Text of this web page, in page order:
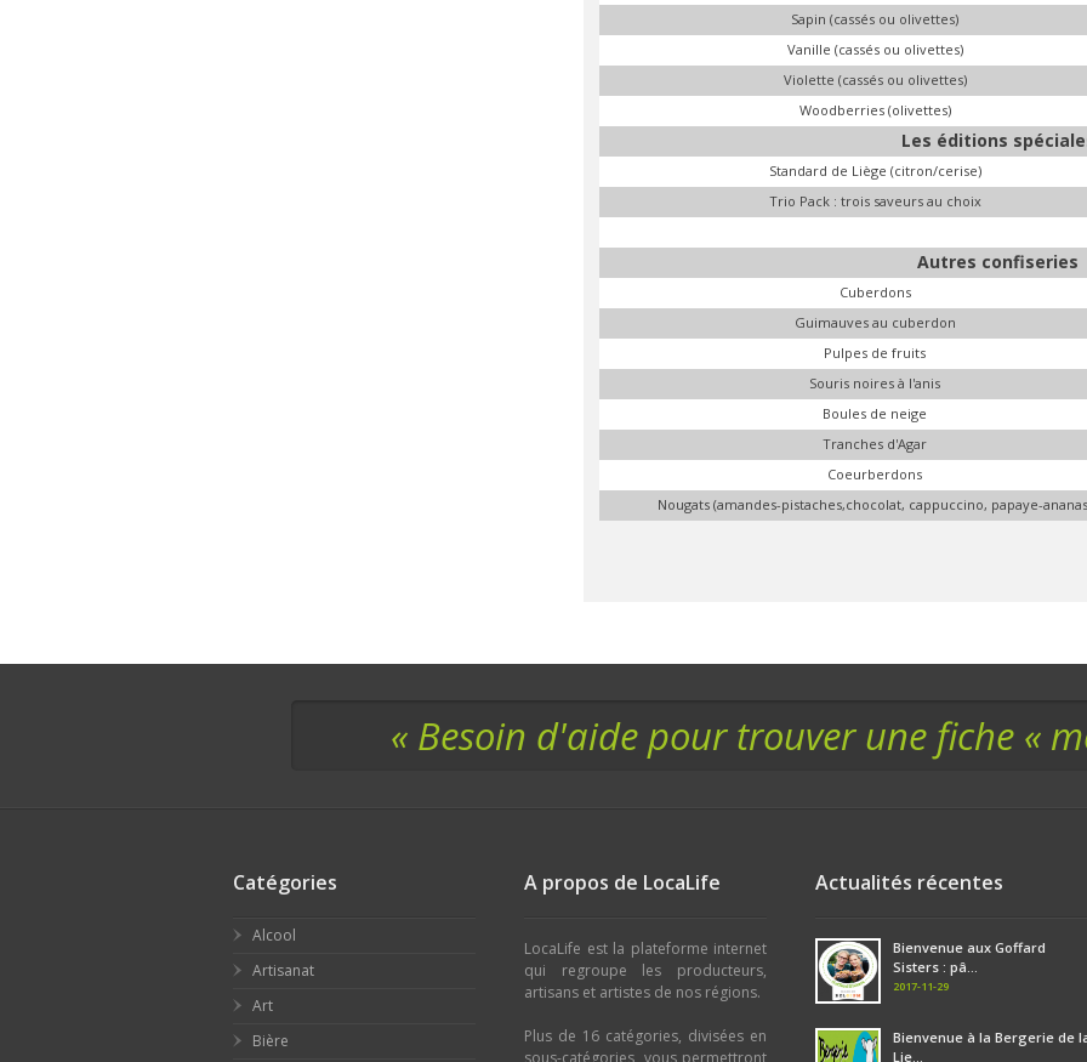
Sapin (cassés ou olivettes)
Vanille (cassés ou olivettes)
Violette (cassés ou olivettes)
Woodberries (olivettes)
Les éditions
Standard de Liège (citron/cerise)
Trio Pack : trois saveurs au choix
Autres confiseries
Cuberdons
Guimauves au cuberdon
Pulpes de fruits
Souris noires à l'anis
Boules de neige
Tranches d'Agar
Coeurberdons
Nougats (amandes-pistaches,chocolat, cappuccino, papaye-
« Besoin d'aide pour trouver une fiche «
Catégories
Alcool
Artisanat
Art
Bière
A propos de LocaLife
LocaLife est la plateforme internet
qui regroupe les producteurs,
artisans et artistes de nos régions.
Plus de 16 catégories, divisées en
Actualités récentes
Bienvenue aux Goffard
Sisters : pâ...
2017-11-29
Bienvenue à la Bergerie de
Lie...